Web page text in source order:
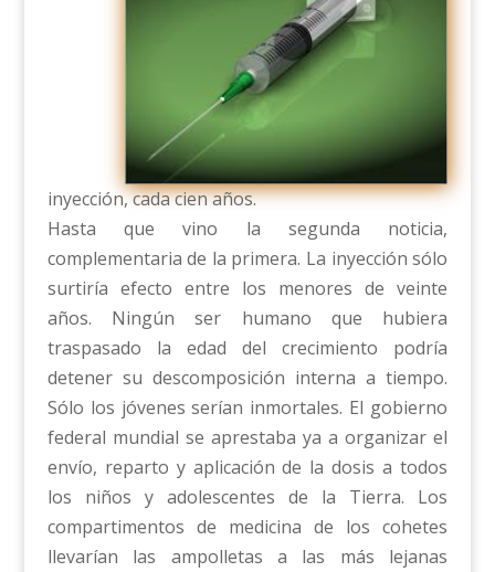
inyección, cada cien años.
Hasta que vino la segunda noticia,
complementaria de la primera. La inyección sólo
surtiría efecto entre los menores de veinte
años. Ningún ser humano que hubiera
traspasado la edad del crecimiento podría
detener su descomposición interna a tiempo.
Sólo los jóvenes serían inmortales. El gobierno
federal mundial se aprestaba ya a organizar el
envío, reparto y aplicación de la dosis a todos
los niños y adolescentes de la Tierra. Los
compartimentos de medicina de los cohetes
llevarían las ampolletas a las más lejanas